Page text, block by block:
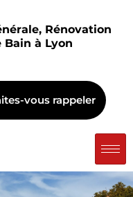
Rénovation
Bain à Lyon
vous rappeler